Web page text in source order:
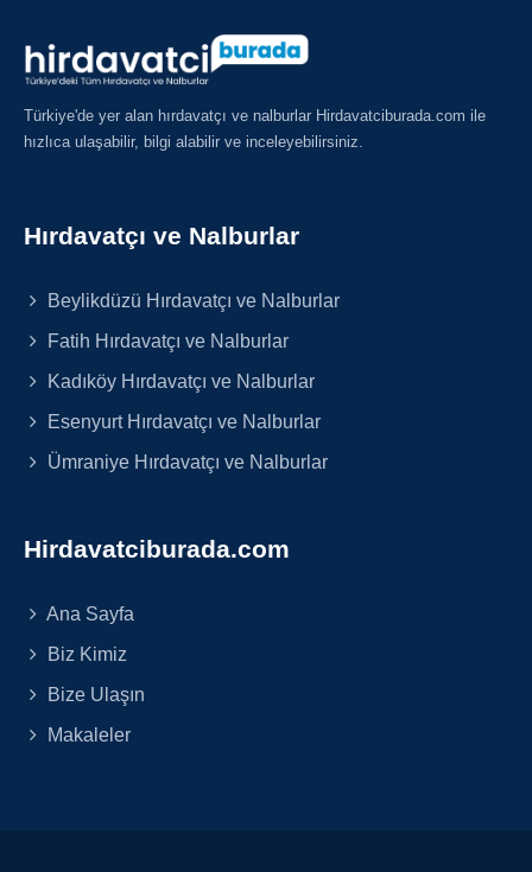
Türkiye'de yer alan hırdavatçı ve nalburlar Hirdavatciburada.com ile
hızlıca ulaşabilir, bilgi alabilir ve inceleyebilirsiniz.
Hırdavatçı ve Nalburlar
Beylikdüzü Hırdavatçı ve Nalburlar
Fatih Hırdavatçı ve Nalburlar
Kadıköy Hırdavatçı ve Nalburlar
Esenyurt Hırdavatçı ve Nalburlar
Ümraniye Hırdavatçı ve Nalburlar
Hirdavatciburada.com
Ana Sayfa
Biz Kimiz
Bize Ulaşın
Makaleler